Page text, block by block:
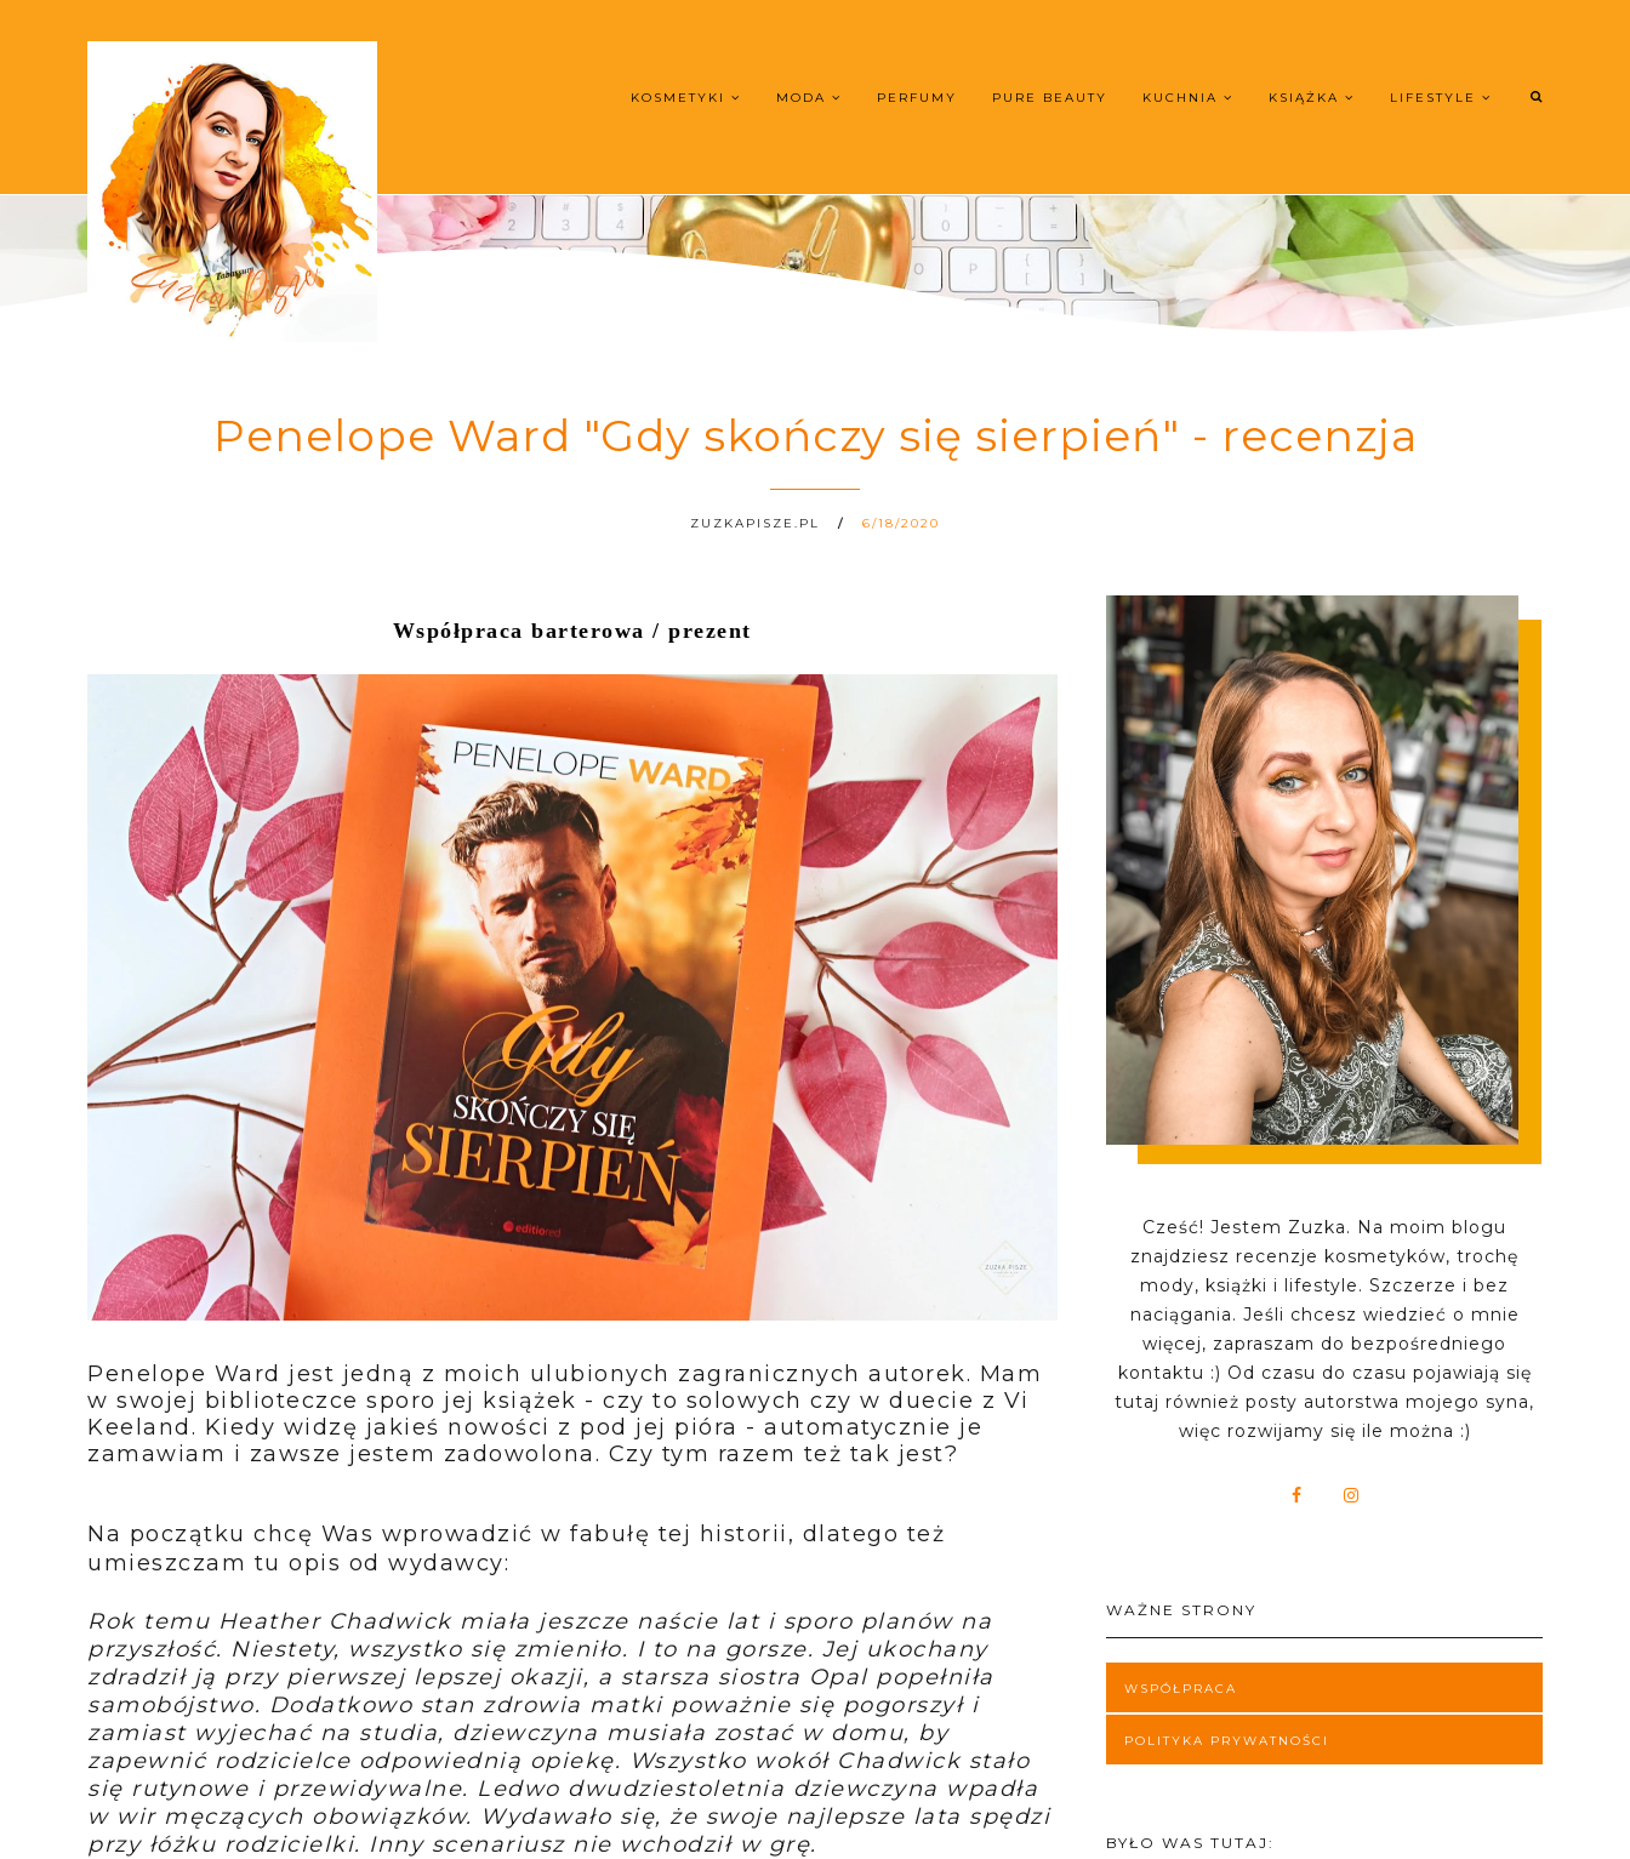
KOSMETYKI MODA PERFUMY PURE BEAUTY KUCHNIA KSIĄŻKA LIFESTYLE
Penelope Ward "Gdy skończy się sierpień" - recenzja
ZUZKAPISZE.PL 6/18/2020
Współpraca barterowa / prezent
Penelope Ward jest jedną z moich ulubionych zagranicznych autorek. Mam
w swojej biblioteczce sporo jej książek - czy to solowych czy w duecie z Vi
Keeland. Kiedy widzę jakieś nowości z pod jej pióra - automatycznie je
zamawiam i zawsze jestem zadowolona. Czy tym razem też tak jest?
Na początku chcę Was wprowadzić w fabułę tej historii, dlatego też
umieszczam tu opis od wydawcy:
Rok temu Heather Chadwick miała jeszcze naście lat i sporo planów na
przyszłość. Niestety, wszystko się zmieniło. I to na gorsze. Jej ukochany
zdradził ją przy pierwszej lepszej okazji, a starsza siostra Opal popełniła
samobójstwo. Dodatkowo stan zdrowia matki poważnie się pogorszył i
zamiast wyjechać na studia, dziewczyna musiała zostać w domu, by
zapewnić rodzicielce odpowiednią opiekę. Wszystko wokół Chadwick stało
się rutynowe i przewidywalne. Ledwo dwudziestoletnia dziewczyna wpadła
w wir męczących obowiązków. Wydawało się, że swoje najlepsze lata spędzi
przy łóżku rodzicielki. Inny scenariusz nie wchodził w grę.
Cześć! Jestem Zuzka. Na moim blogu
znajdziesz recenzje kosmetyków, trochę
mody, książki i lifestyle. Szczerze i bez
naciągania. Jeśli chcesz wiedzieć o mnie
więcej, zapraszam do bezpośredniego
kontaktu :) Od czasu do czasu pojawiają się
tutaj również posty autorstwa mojego syna,
więc rozwijamy się ile można :)
WAŻNE STRONY
WSPÓŁPRACA
POLITYKA PRYWATNOŚCI
BYŁO WAS TUTAJ: